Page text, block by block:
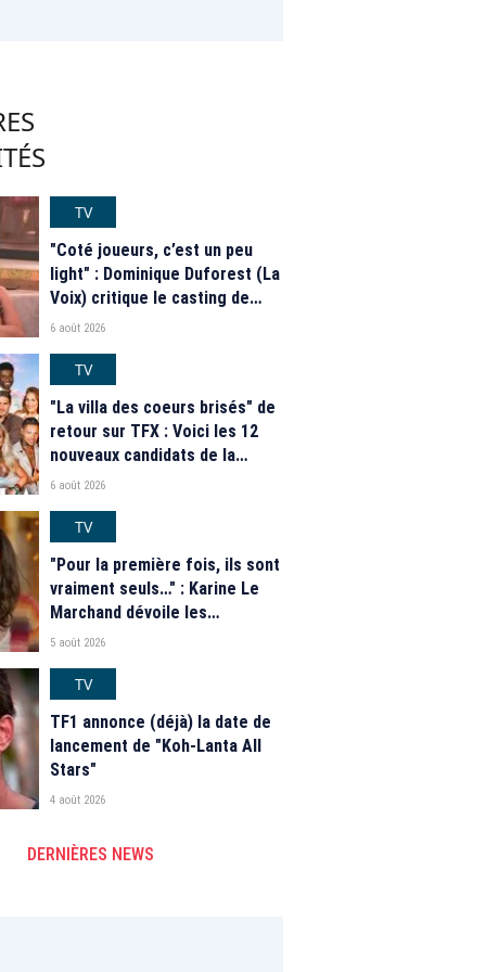
TV
"Coté joueurs, c’est un peu
light" : Dominique Duforest (La
Voix) critique le casting de
"Secret Story" 2026
6 août 2026
TV
"La villa des coeurs brisés" de
retour sur TFX : Voici les 12
nouveaux candidats de la
saison 2026
6 août 2026
TV
"Pour la première fois, ils sont
vraiment seuls…" : Karine Le
Marchand dévoile les
nouveautés des speed dating
2026
5 août 2026
TV
TF1 annonce (déjà) la date de
lancement de "Koh-Lanta All
Stars"
4 août 2026
DERNIÈRES NEWS